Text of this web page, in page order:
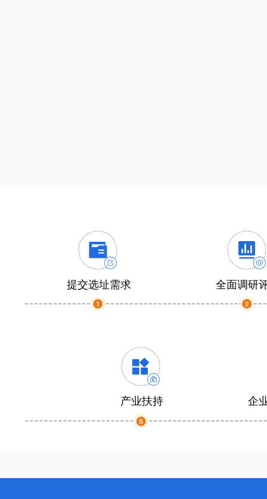
提交选址需求 全面调研
产业扶持 企